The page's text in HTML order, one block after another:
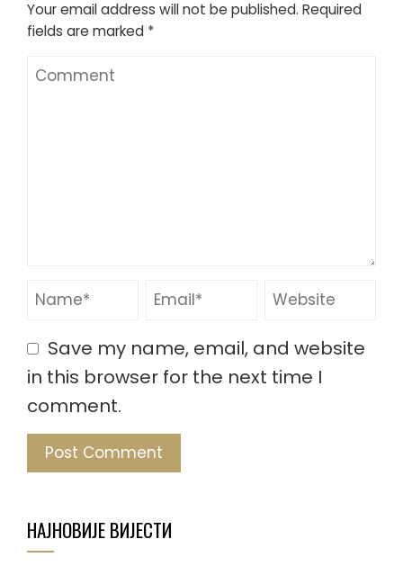
Your email address will not be published. Required
fields are marked *
Save my name, email, and website
in this browser for the next time I
comment.
НАЈНОВИЈЕ ВИЈЕСТИ